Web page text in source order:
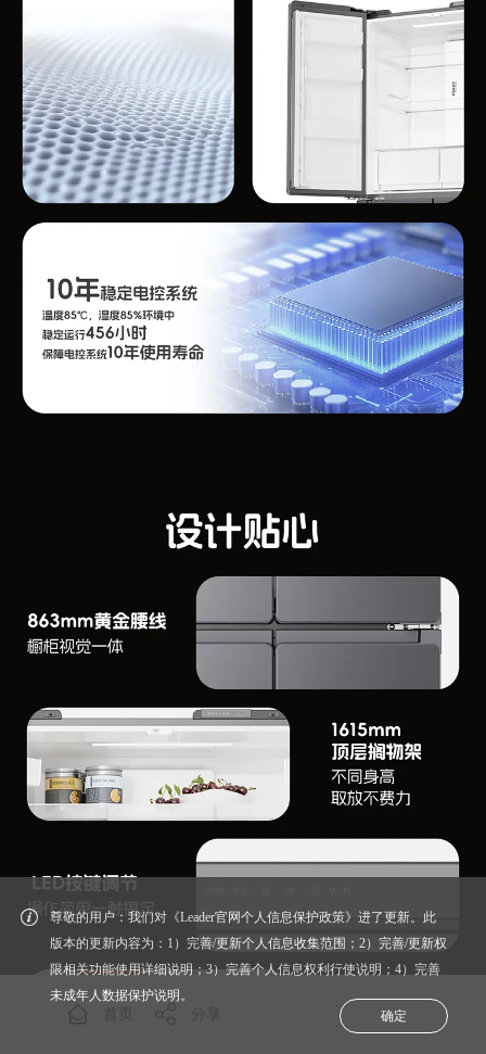
尊敬的用户：我们对《Leader官网个人信息保护政策》进了更新。此
版本的更新内容为：1）完善/更新个人信息收集范围；2）完善/更新权
限相关功能使用详细说明；3）完善个人信息权利行使说明；4）完善
未成年人数据保护说明。
确定